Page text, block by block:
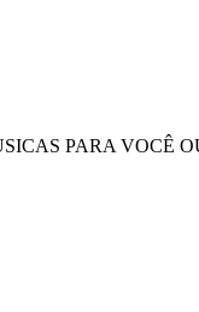
PARA VOCÊ